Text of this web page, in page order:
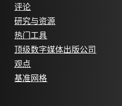
评论
研究与资源
热门工具
顶级数字媒体出版公司
观点
基准网格